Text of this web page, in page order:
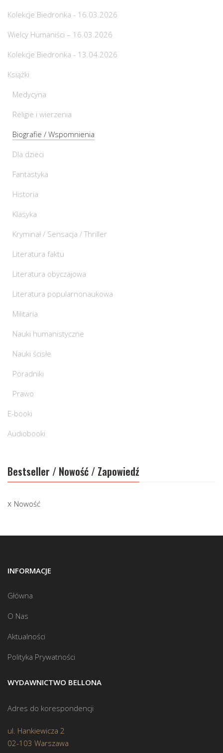
Kolekcje Biedronka - 16.03.2026
Wielcy Humaniści – 16.03.2026
Kolekcje Biedronka - 13.04.2026
Książki
Medycyna
Religie i wierzenia
Biografie / Wspomnienia
Dla dzieci
Fantastyka
Historia
Klasyka
Kryminał / Sensacja / Thriller
Literatura faktu
Literatura obyczajowa
Literatura popularnonaukowa
Militaria
Nauki humanistyczne
Nauki ścisłe
Poradniki
Prawo
E-booki
Audiobooki
Bestseller / Nowość / Zapowiedź
Nowość
INFORMACJE
Główna
O Nas
Aktualności
Polityka Prywatności
WYDAWNICTWO BELLONA
Adres do korespondencji
ul. Hankiewicza 2
02-103 Warszawa